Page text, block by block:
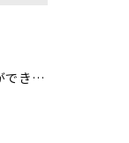
3周年を迎える事ができました♡